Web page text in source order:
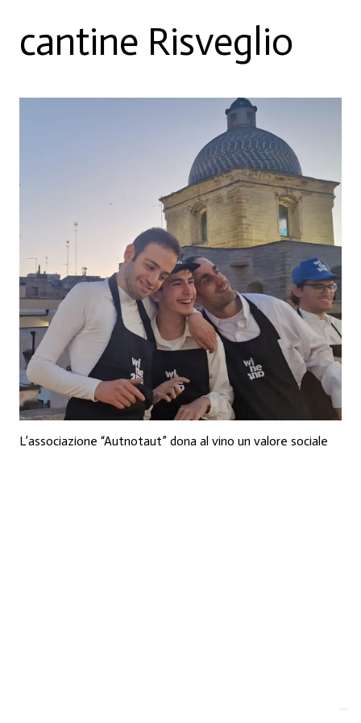
cantine Risveglio
L’associazione “Autnotaut” dona al vino un valore sociale